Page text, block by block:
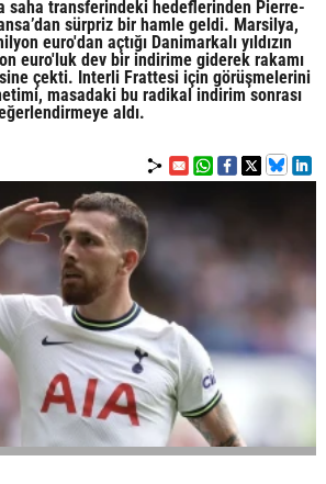
saha transferindeki hedeflerinden Pierre-
sürpriz bir hamle geldi. Marsilya,
euro'dan açtığı Danimarkalı yıldızın
euro'luk dev bir indirime giderek rakamı
çekti. Interli Frattesi için görüşmelerini
masadaki bu radikal indirim sonrası
aldı.